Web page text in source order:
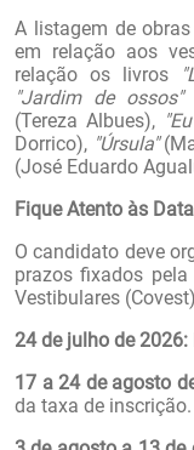
A listagem de
em relação aos
relação os livros
"Jardim de ossos"
(Tereza Albues),
Dorrico), "Úrsula"
(José Eduardo
Fique Atento às
O candidato deve
prazos fixados pela
Vestibulares
24 de julho de 2026:
17 a 24 de agosto
da taxa de inscrição.